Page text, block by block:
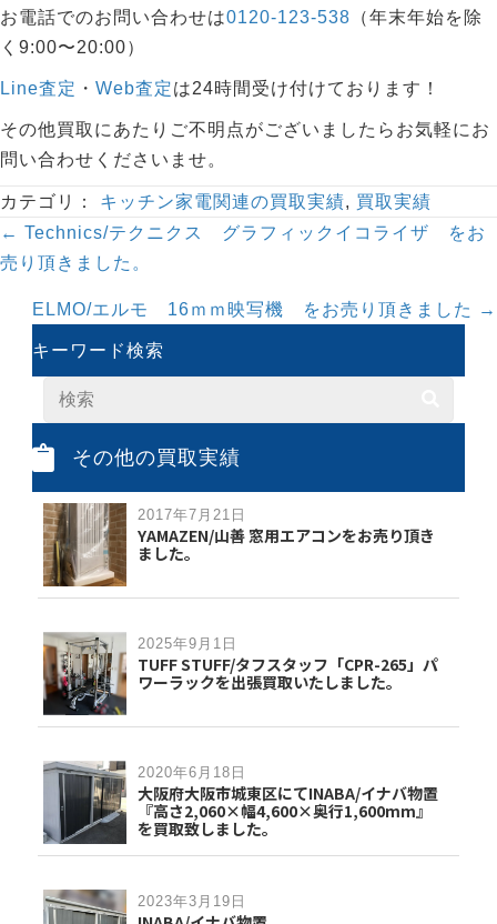
お電話でのお問い合わせは0120-123-538 （年末年始を除
く9:00〜20:00）
Line査定 ・ Web査定は24時間受け付けております！
その他買取にあたりご不明点がございましたらお気軽にお
問い合わせくださいませ。
カテゴリ： キッチン家電関連の買取実績, 買取実績
Posts
navigation
← Technics/テクニクス グラフィックイコライザ をお
売り頂きました。
ELMO/エルモ 16ｍｍ映写機 をお売り頂きました →
キーワード検索
その他の買取実績
2017年7月21日
YAMAZEN/山善 窓用エアコンをお売り頂き
ました。
2025年9月1日
TUFF STUFF/タフスタッフ「CPR-265」パ
ワーラックを出張買取いたしました。
2020年6月18日
大阪府大阪市城東区にてINABA/イナバ物置
『高さ2,060×幅4,600×奥行1,600mm』
を買取致しました。
2023年3月19日